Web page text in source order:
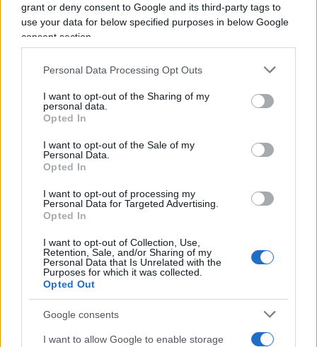
grant or deny consent to Google and its third-party tags to
use your data for below specified purposes in below Google
consent section.
Personal Data Processing Opt Outs
I want to opt-out of the Sharing of my
personal data.
Opted In
I want to opt-out of the Sale of my
Personal Data.
Opted In
I want to opt-out of processing my
Personal Data for Targeted Advertising.
Opted In
I want to opt-out of Collection, Use,
Retention, Sale, and/or Sharing of my
Personal Data that Is Unrelated with the
Purposes for which it was collected.
Opted Out
Google consents
I want to allow Google to enable storage
d’eccellenza sottopagati sono solo gocce nel mare
dello spreco quotidiano. In secondo luogo,
bisogna abbandonare anche l’associazione
automatica per cui privato = sistema americano, il
presenza delle corporazioni e del sistema
federale/burocratico.
Detto ciò, le parole chiave sono due: la prima è
dalla privatizzazione. Liberalizzare non esclude né
il settore privato né quello pubblico, ma tenta di
sviluppare un ambiente in cui entrambi i sistemi
possano coesistere e lavorare assieme nel
migliore dei modi possibili. La seconda parola
magica è competizione: mettendo le due realtà “in
gara”, ne risulta una gestione dei fondi molto più
diligente e mirata con un’offerta dei servizi